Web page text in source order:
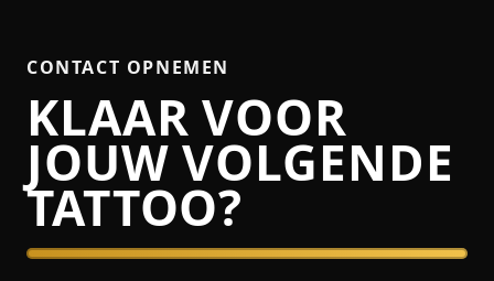
CONTACT OPNEMEN
KLAAR VOOR
JOUW VOLGENDE
TATTOO?